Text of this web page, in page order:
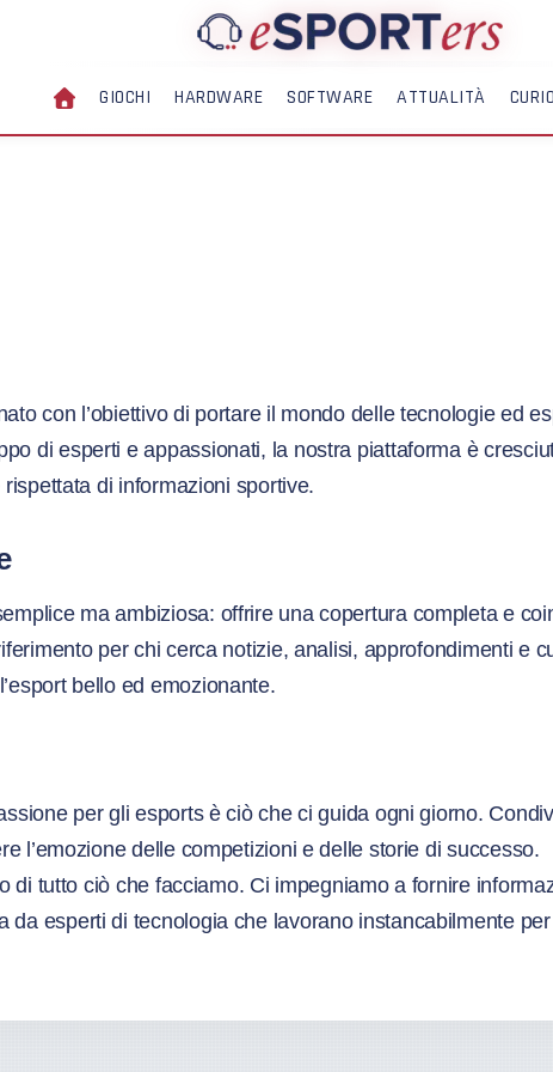
HOME
GIOCHI HARDWARE SOFTWARE ATTUALITÀ
con l’obiettivo di portare il mondo delle tecnologie ed
di esperti e appassionati, la nostra piattaforma è
di informazioni sportive.
ma ambiziosa: offrire una copertura completa e
per chi cerca notizie, analisi, approfondimenti e
bello ed emozionante.
per gli esports è ciò che ci guida ogni giorno.
l’emozione delle competizioni e delle storie di successo.
di tutto ciò che facciamo. Ci impegniamo a fornire
da esperti di tecnologia che lavorano instancabilmente